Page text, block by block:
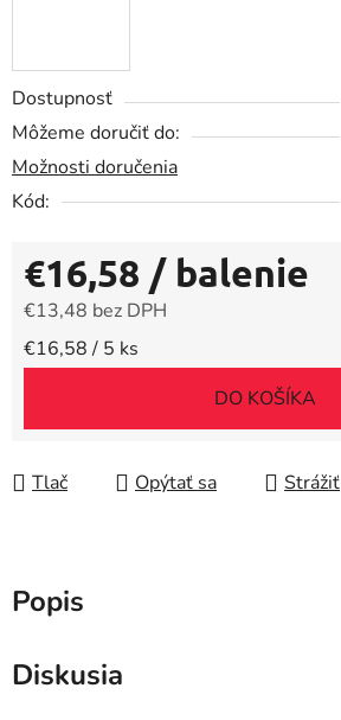
Dostupnosť
Môžeme doručiť do:
Možnosti doručenia
Kód:
€16,58 / balenie
€13,48 bez DPH
Jednotková cena:
€16,58 / 5 ks
DO KOŠÍKA
Tlač Opýtať sa Strážiť
Popis
Diskusia